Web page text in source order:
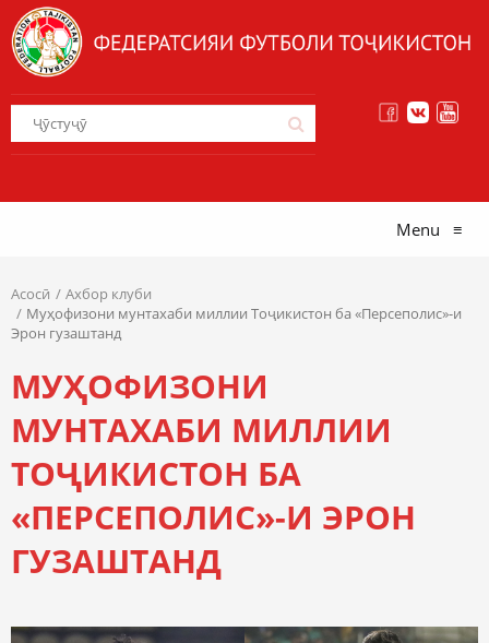
Menu ≡
Асосӣ
Ахбор клуби
Муҳофизони мунтахаби миллии Тоҷикистон ба «Персеполис»-и
Эрон гузаштанд
МУҲОФИЗОНИ
МУНТАХАБИ МИЛЛИИ
ТОҶИКИСТОН БА
«ПЕРСЕПОЛИС»-И ЭРОН
ГУЗАШТАНД